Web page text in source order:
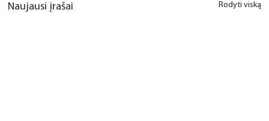
Naujausi įrašai Rodyti viską